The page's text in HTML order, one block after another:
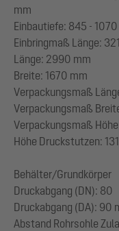
mm
Einbautiefe: 845 -
Einbringmaß Länge:
Länge: 2990 mm
Breite: 1670 mm
Verpackungsmaß
Verpackungsmaß
Verpackungsmaß
Höhe Druckstutzen:
Behälter/Grundkörper
Druckabgang (DN): 80
Druckabgang (DA): 90
Abstand Rohrsohle